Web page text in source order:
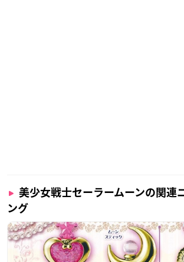
ターナルセーラープルート（CV:前田 愛）
サターン（CV:藤井ゆきよ） エターナルセー
（CV:福圓美里）
作詞・作曲・編曲：月蝕會議
美少女戦士セーラームーンの関連
ング